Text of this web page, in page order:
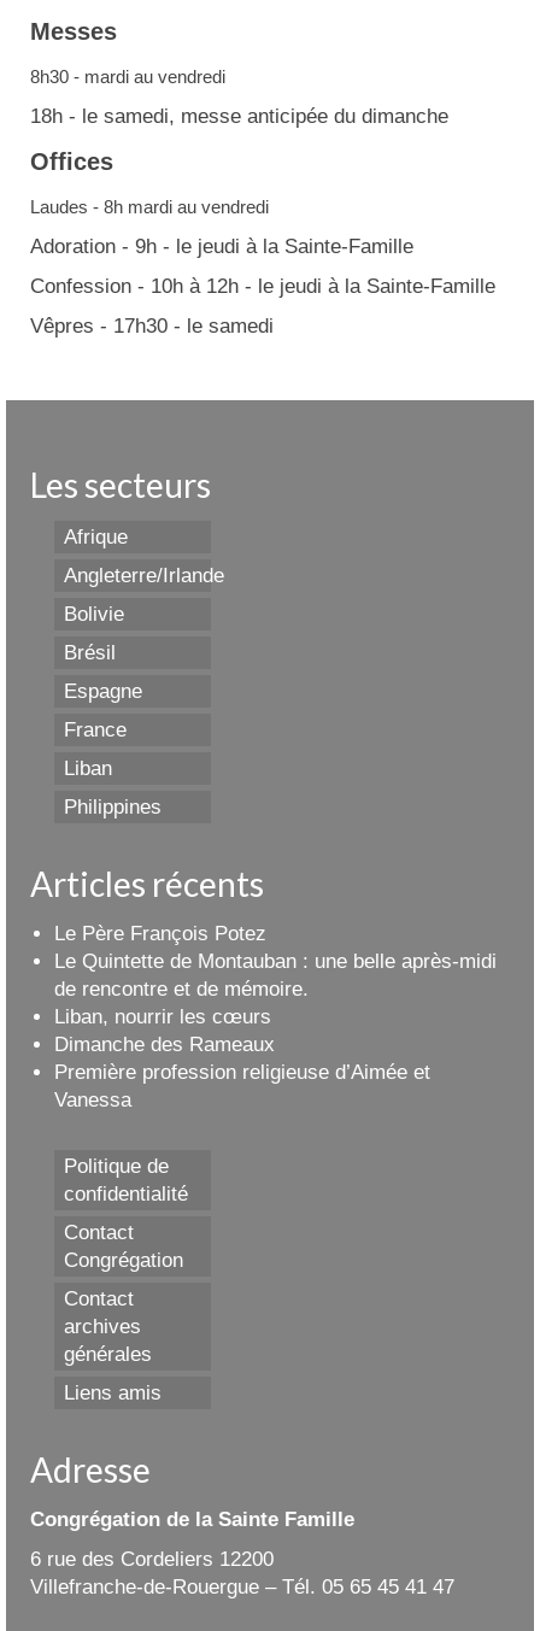
Messes
8h30 - mardi au vendredi
18h - le samedi, messe anticipée du dimanche
Offices
Laudes - 8h mardi au vendredi
Adoration - 9h - le jeudi à la Sainte-Famille
Confession - 10h à 12h - le jeudi à la Sainte-Famille
Vêpres - 17h30 - le samedi
Les secteurs
Afrique
Angleterre/Irlande
Bolivie
Brésil
Espagne
France
Liban
Philippines
Articles récents
Le Père François Potez
Le Quintette de Montauban : une belle après-midi
de rencontre et de mémoire.
Liban, nourrir les cœurs
Dimanche des Rameaux
Première profession religieuse d’Aimée et
Vanessa
Politique de
confidentialité
Contact
Congrégation
Contact
archives
générales
Liens amis
Adresse
Congrégation de la Sainte Famille
6 rue des Cordeliers 12200
Villefranche-de-Rouergue – Tél. 05 65 45 41 47